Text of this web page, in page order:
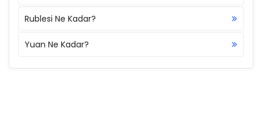
Rublesi Ne Kadar?
Yuan Ne Kadar?